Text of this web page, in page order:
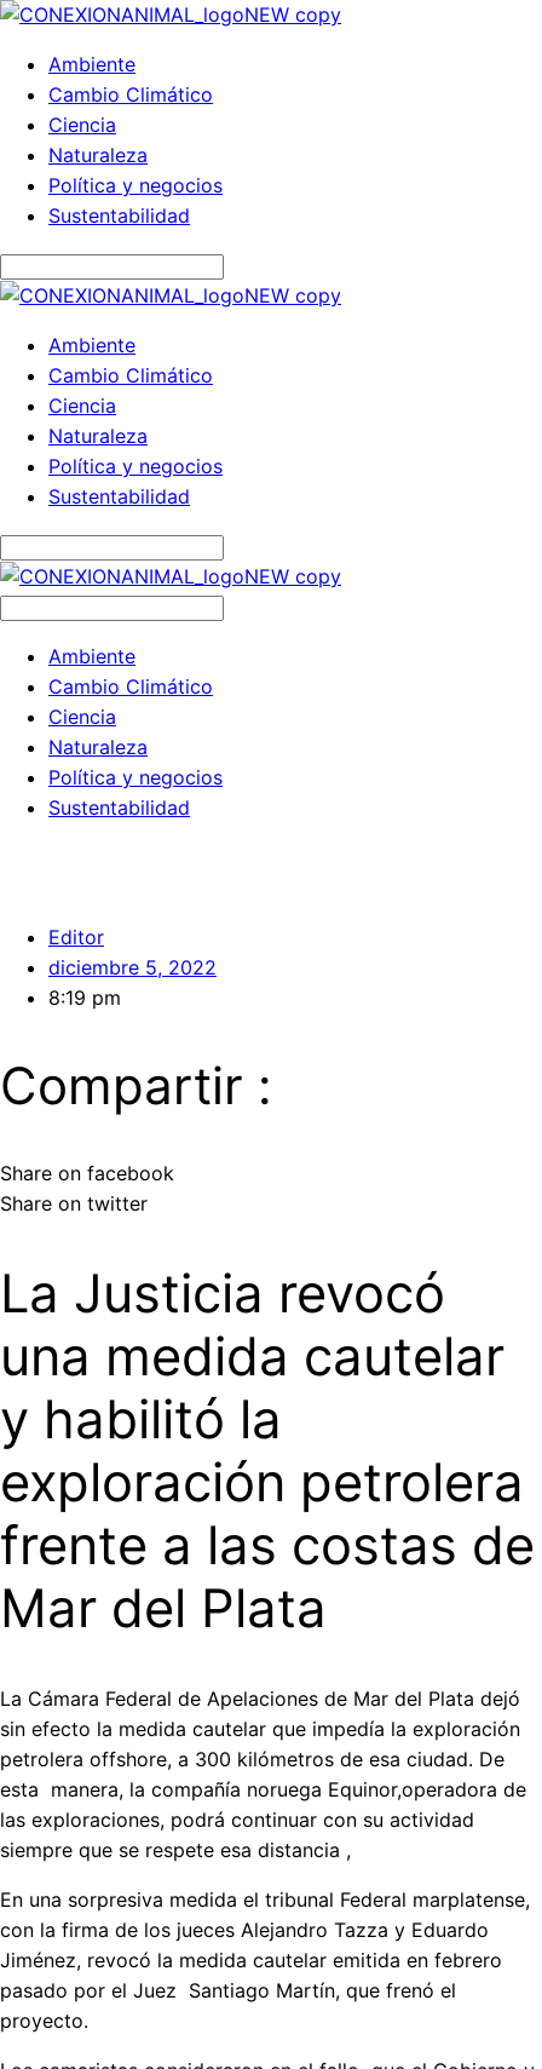
Ambiente
Cambio Climático
Ciencia
Naturaleza
Política y negocios
Sustentabilidad
Ambiente
Cambio Climático
Ciencia
Naturaleza
Política y negocios
Sustentabilidad
Ambiente
Cambio Climático
Ciencia
Naturaleza
Política y negocios
Sustentabilidad
Editor
diciembre 5, 2022
8:19 pm
Compartir :
Share on facebook
Share on twitter
La Justicia revocó
una medida cautelar
y habilitó la
exploración petrolera
frente a las costas de
Mar del Plata
La Cámara Federal de Apelaciones de Mar del Plata dejó
sin efecto la medida cautelar que impedía la exploración
petrolera offshore, a 300 kilómetros de esa ciudad. De
esta manera, la compañía noruega Equinor,operadora de
las exploraciones, podrá continuar con su actividad
siempre que se respete esa distancia ,
En una sorpresiva medida el tribunal Federal marplatense,
con la firma de los jueces Alejandro Tazza y Eduardo
Jiménez, revocó la medida cautelar emitida en febrero
pasado por el Juez Santiago Martín, que frenó el
proyecto.